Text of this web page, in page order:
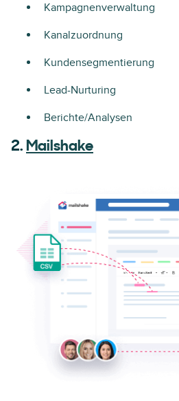
Kampagnenverwaltung
Kanalzuordnung
Kundensegmentierung
Lead-Nurturing
Berichte/Analysen
2. Mailshake